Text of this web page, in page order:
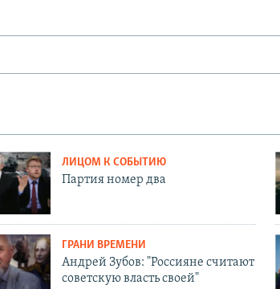
ЛИЦОМ К СОБЫТИЮ
Партия номер два
ГРАНИ ВРЕМЕНИ
Андрей Зубов: "Россияне считают
советскую власть своей"